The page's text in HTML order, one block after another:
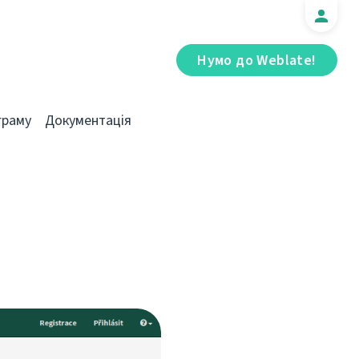
Нумо до Weblate!
Документація